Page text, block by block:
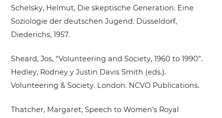
Schelsky, Helmut, Die skeptische Generation. Eine
Soziologie der deutschen Jugend. Düsseldorf,
Diederichs, 1957.
Sheard, Jos, “Volunteering and Society, 1960 to 1990”.
Hedley, Rodney y Justin Davis Smith (eds.).
Volunteering & Society. London. NCVO Publications.
Thatcher, Margaret, Speech to Women’s Royal